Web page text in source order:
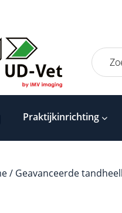
naar:
Praktijkinrichting
/ Geavanceerde